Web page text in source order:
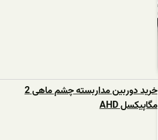
خرید دوربین مداربسته چشم ماهی 2
مگاپیکسل AHD